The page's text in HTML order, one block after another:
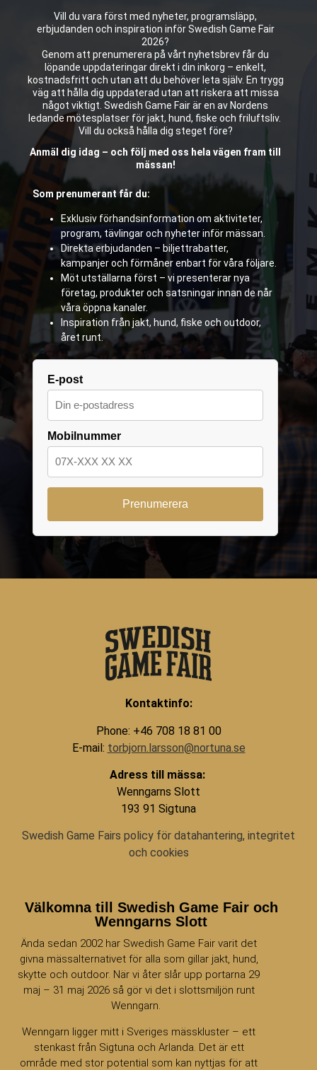
Vill du vara först med nyheter, programsläpp,
erbjudanden och inspiration inför Swedish Game Fair
2026?
Genom att prenumerera på vårt nyhetsbrev får du
löpande uppdateringar direkt i din inkorg – enkelt,
kostnadsfritt och utan att du behöver leta själv. En trygg
väg att hålla dig uppdaterad utan att riskera att missa
något viktigt. Swedish Game Fair är en av Nordens
ledande mötesplatser för jakt, hund, fiske och friluftsliv.
Vill du också hålla dig steget före?
Anmäl dig idag – och följ med oss hela vägen fram till
mässan!
E-post
Mobilnummer
Som prenumerant får du:
Exklusiv förhandsinformation om aktiviteter,
program, tävlingar och nyheter inför mässan.
Direkta erbjudanden – biljettrabatter,
kampanjer och förmåner enbart för våra följare.
Möt utställarna först – vi presenterar nya
företag, produkter och satsningar innan de når
våra öppna kanaler.
Inspiration från jakt, hund, fiske och outdoor,
året runt.
Kontaktinfo:
Phone: +46 708 18 81 00
E-mail: torbjorn.larsson@nortuna.se
Adress till mässa:
Wenngarns Slott
193 91 Sigtuna
Swedish Game Fairs policy för datahantering, integritet
och cookies
Välkomna till Swedish Game Fair och
Wenngarns Slott
Ända sedan 2002 har Swedish Game Fair varit det
givna mässalternativet för alla som gillar jakt, hund,
skytte och outdoor. När vi åter slår upp portarna 29
maj – 31 maj 2026 så gör vi det i slottsmiljön runt
Wenngarn.
Wenngarn ligger mitt i Sveriges mässkluster – ett
stenkast från Sigtuna och Arlanda. Det är ett
område med stor potential som kan nyttjas för att